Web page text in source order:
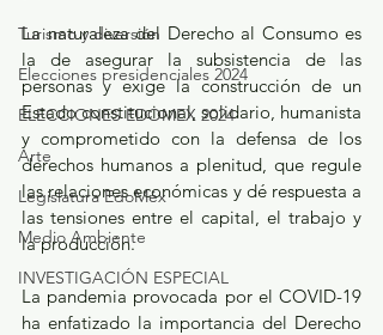
Turismo y diversión
Elecciones presidenciales 2024
ELECCIONES EDOMEX 2024
Arte
Legislatura EdoMéx
Medio Ambiente
INVESTIGACIÓN ESPECIAL
La naturaleza del Derecho al Consumo es
la de asegurar la subsistencia de las
personas y exige la construcción de un
Estado constitucional, solidario, humanista
y comprometido con la defensa de los
derechos humanos a plenitud, que regule
las relaciones económicas y dé respuesta a
las tensiones entre el capital, el trabajo y
la producción.
La pandemia provocada por el COVID-19
ha enfatizado la importancia del Derecho